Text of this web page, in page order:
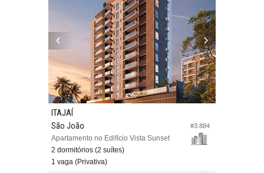
#3.884
ITAJAÍ
São João
Apartamento no Edifício Vista Sunset
2 dormitórios (2 suítes)
1 vaga (Privativa)